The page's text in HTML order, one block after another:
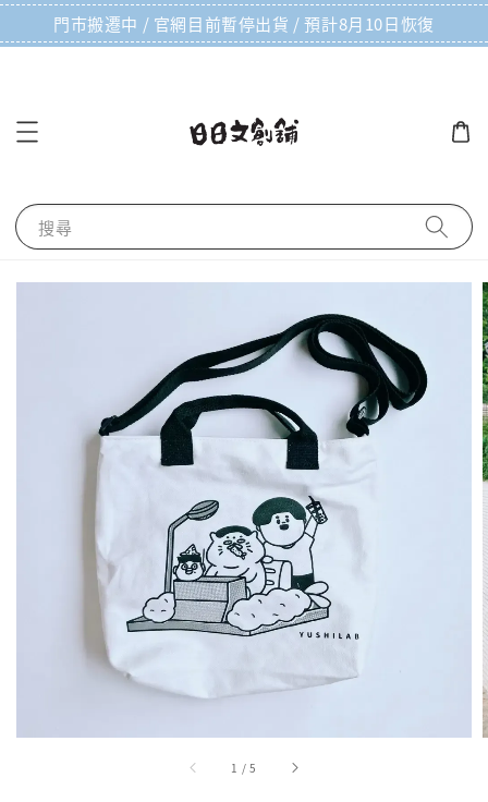
門市搬遷中 / 官網目前暫停出貨 / 預計8月10日恢復
搜尋
1 /5